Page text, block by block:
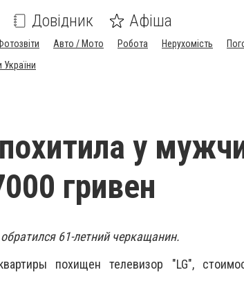
Довідник Афіша
Авто / Мото Робота Нерухомість
України
у
гривен
61-летний черкащанин.
похищен телевизор "LG",